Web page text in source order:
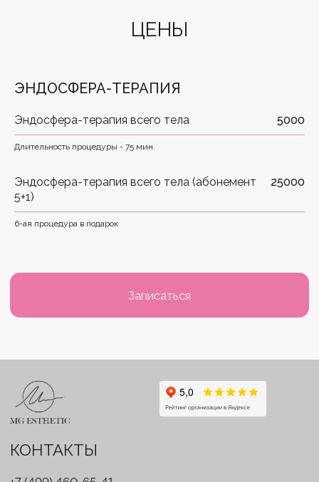
ЭНДОСФЕРА-ТЕРАПИЯ
Эндосфера-терапия всего тела 5000
Длительность процедуры - 75 мин.
Эндосфера-терапия всего тела (абонемент
5+1)
25000
6-ая процедура в подарок
© 2026 mg-esthetic.ru | Все права защищены
Карта сайта